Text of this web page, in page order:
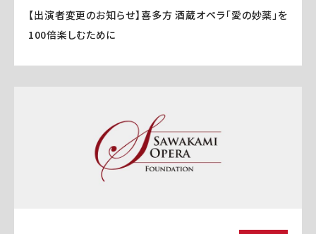
【出演者変更のお知らせ】喜多方 酒蔵オペラ「愛の妙薬」を
100倍楽しむために